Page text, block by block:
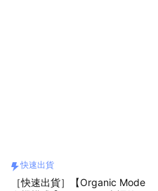
快速出貨
［快速出貨］【Organic Mode